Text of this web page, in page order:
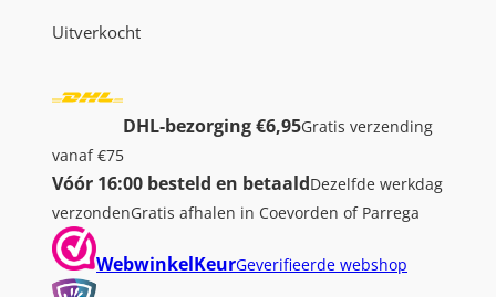
Uitverkocht
DHL-bezorging €6,95Gratis verzending
vanaf €75
Vóór 16:00 besteld en betaaldDezelfde werkdag
verzondenGratis afhalen in Coevorden of Parrega
WebwinkelKeurGeverifieerde webshop